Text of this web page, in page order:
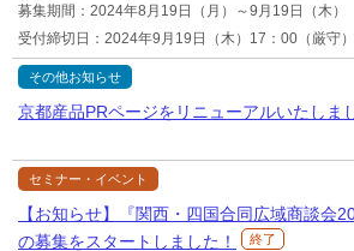
募集期間：2024年8月19日（月）～9月19日（木）
受付締切日：2024年9月19日（木）17：00（厳守）
その他お知らせ
京都産品PRページをリニューアルいたしま
セミナー・イベント
【お知らせ】『関西・四国合同広域商談会
の募集をスタートしました！
終了